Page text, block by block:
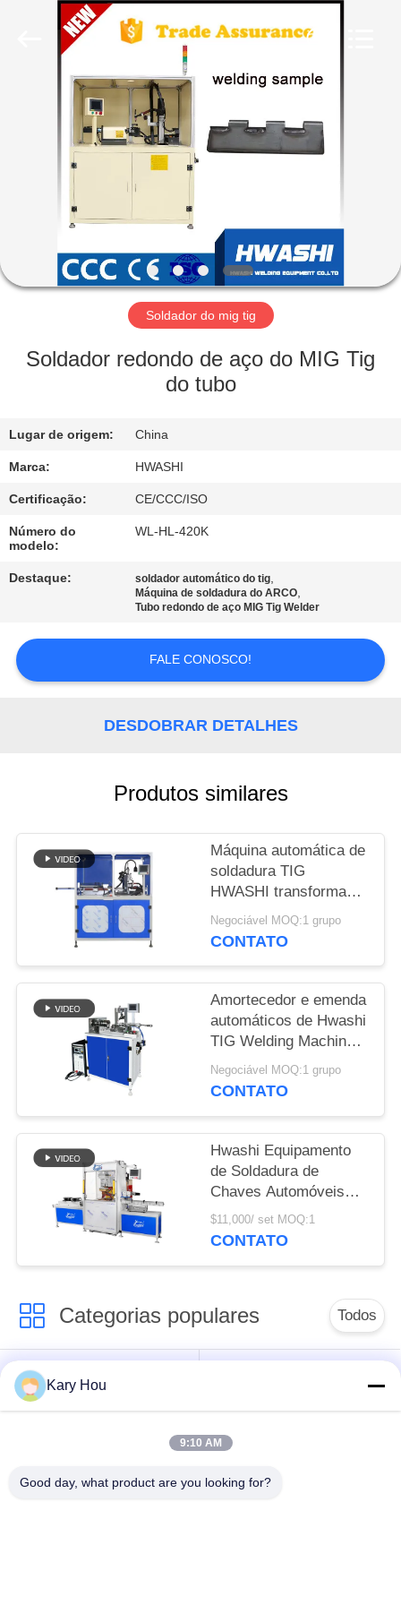
CASA
PRODUTOS
SOBRE
EXCURSÃO
FÁBRICA
DA
QUALIDADE
CONTACTE-
NOS
CASOS
BLOGUE
CITAÇÕES
MAPA
POLÍTICA
PRIVACIDADE
TECHNOLOGY
Soldador do mig tig
Soldador redondo de aço do MIG Tig
do tubo
Lugar de origem: China
Marca: HWASHI
Certificação: CE/CCC/ISO
Número do
modelo:
WL-HL-420K
Destaque: soldador automático do tig,
Máquina de soldadura do ARCO,
Tubo redondo de aço MIG Tig Welder
FALE CONOSCO!
DESDOBRAR DETALHES
Produtos similares
Máquina automática de
soldadura TIG
HWASHI transformador
EI núcleo de laminação
Negociável MOQ:1 grupo
CONTATO
Amortecedor e emenda
automáticos de Hwashi
TIG Welding Machine
40000A
Negociável MOQ:1 grupo
CONTATO
Hwashi Equipamento
de Soldadura de
Chaves Automóveis
Soldadura confiável
para fechaduras de
$11,000/ set MOQ:1
CONTATO
Categorias populares Todos
Máquina de
soldadura do ponto
condensador
do dissipador
Kary Hou
9:10 AM
Good day, what product are you looking for?